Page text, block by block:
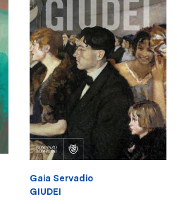
Gaia Servadio
GIUDEI